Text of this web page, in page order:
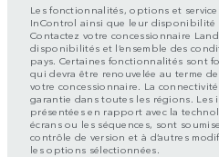
Les fonctionnalités, options et
InControl ainsi que leur disponibilité
Contactez votre concessionnaire
disponibilités et l’ensemble des
pays. Certaines fonctionnalités sont
qui devra être renouvelée au terme
votre concessionnaire. La
garantie dans toutes les régions. Les
présentées en rapport avec la
écrans ou les séquences, sont
contrôle de version et à d’autres
les options sélectionnées.